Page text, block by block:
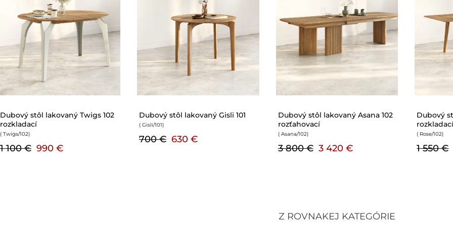
stôl lakovaný Gisli 101
)
€ 630 €
Dubový stôl lakovaný Asana 102
rozťahovací
Dubový stôl lakovaný Rose 102
rozkladací
( Rose/102)
1 550 € 1 395 €
Dubový stôl
101 rozkladací
( Dab/st/101)
1 050 €
Z ROVNAKEJ KATEGÓRIE